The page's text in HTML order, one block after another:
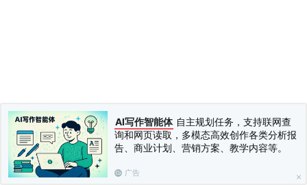
AI写作智能体 自主规划任务，支持联网查
询和网页读取，多模态高效创作各类分析报
告、商业计划、营销方案、教学内容等。
广告